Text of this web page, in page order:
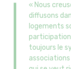
« Nous
diffusons
logements
participation
toujours le